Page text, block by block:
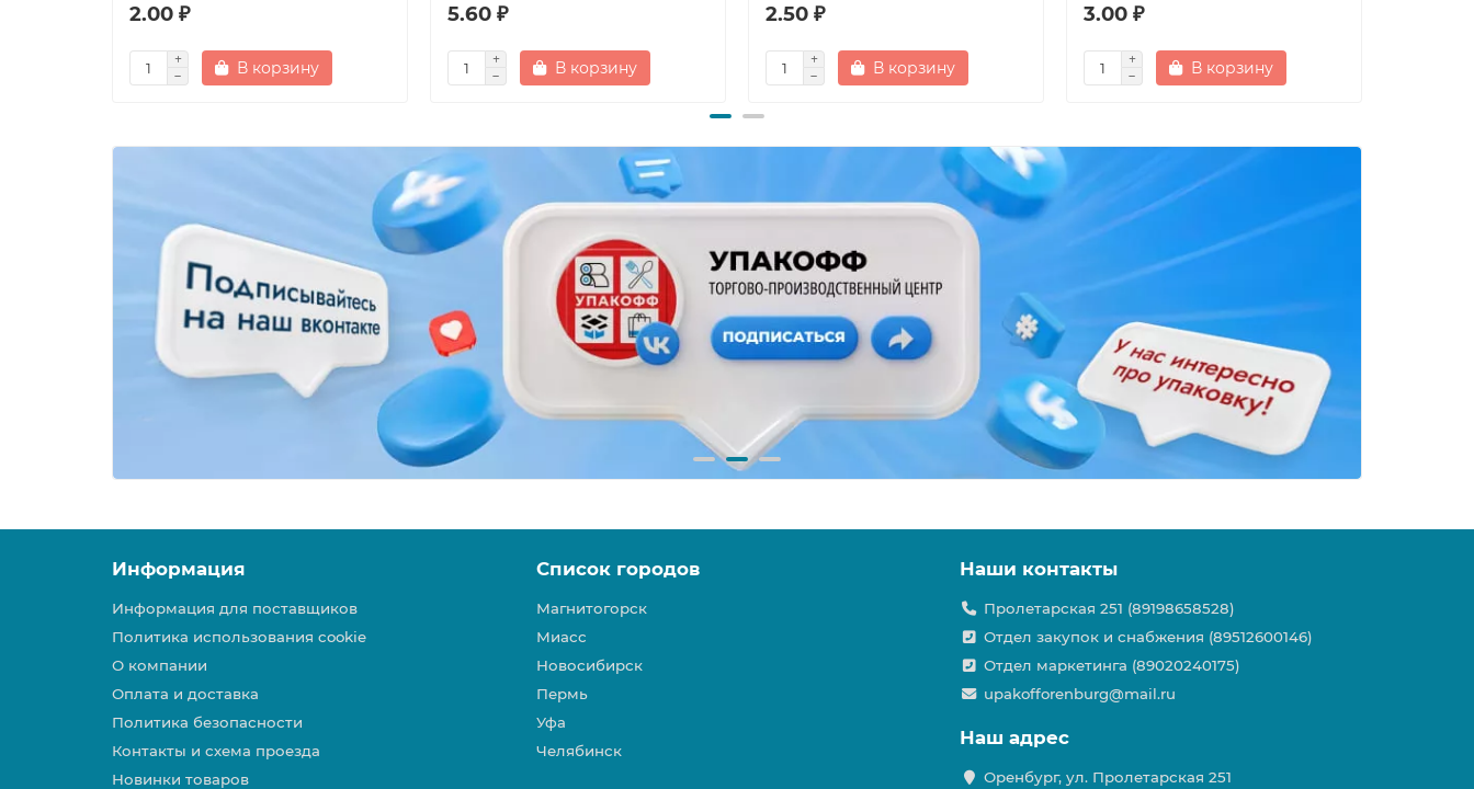
2.00 ₽
В корзину
5.60 ₽
В корзину
2.50 ₽
В корзину
3.00 ₽
В корзину
Информация
Информация для поставщиков
Политика использования cookie
О компании
Оплата и доставка
Политика безопасности
Контакты и схема проезда
Новинки товаров
Список городов
Магнитогорск
Миасс
Новосибирск
Пермь
Уфа
Челябинск
Наши контакты
Пролетарская 251 (89198658528)
Отдел закупок и снабжения (89512600146)
Отдел маркетинга (89020240175)
upakofforenburg@mail.ru
Наш адрес
Оренбург, ул. Пролетарская 251